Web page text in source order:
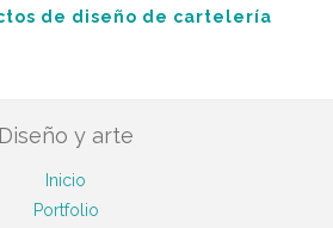
de diseño de cartelería
Diseño y arte
Inicio
Portfolio